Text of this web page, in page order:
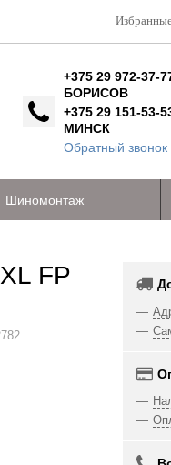
+375 29 972-37-
БОРИСОВ
+375 29 151-53-
МИНСК
Обратный звонок
Шиномонтаж
FP